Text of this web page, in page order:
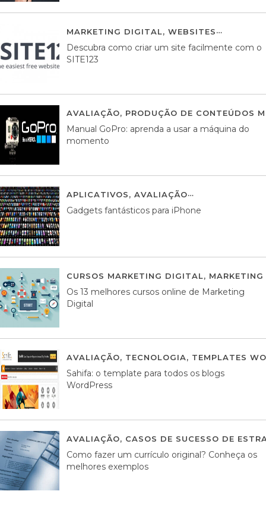
MARKETING DIGITAL, WEBSITES
Descubra como criar um site facilmente com o
SITE123
AVALIAÇÃO, PRODUÇÃO DE CONTEÚDOS
Manual GoPro: aprenda a usar a máquina do
momento
APLICATIVOS, AVALIAÇÃO
Gadgets fantásticos para iPhone
CURSOS MARKETING DIGITAL,
Os 13 melhores cursos online de Marketing
Digital
AVALIAÇÃO, TECNOLOGIA, TEMPLATES
Sahifa: o template para todos os blogs
WordPress
AVALIAÇÃO, CASOS DE SUCESSO DE
Como fazer um currículo original? Conheça os
melhores exemplos